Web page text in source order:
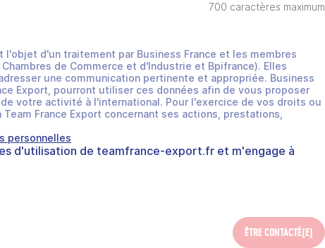
700 caractères maximum
d'un traitement par Business France et les membres
de Commerce et d'Industrie et Bpifrance). Elles
une communication pertinente et appropriée. Business
Export, pourront utiliser ces données afin de vous proposer
votre activité à l'international. Pour l'exercice de vos droits ou
France Export concernant ses actions, prestations,
personnelles
d'utilisation de teamfrance-export.fr et m'engage à
ÊTRE CONTACTÉ(E)